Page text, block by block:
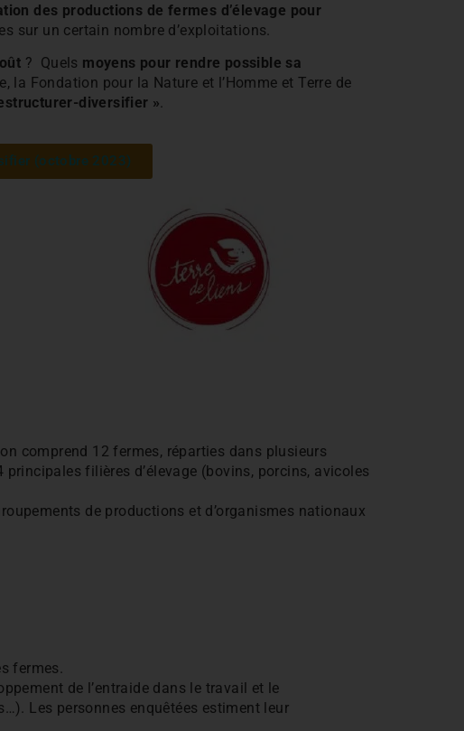
des productions de fermes d’élevage pour
sur un certain nombre d’exploitations.
? Quels moyens pour rendre possible sa
la Fondation pour la Nature et l’Homme et Terre de
diversifier ».
(octobre 2023)
comprend 12 fermes, réparties dans plusieurs
filières d’élevage (bovins, porcins, avicoles
de productions et d’organismes nationaux
fermes.
de l’entraide dans le travail et le
Les personnes enquêtées estiment leur